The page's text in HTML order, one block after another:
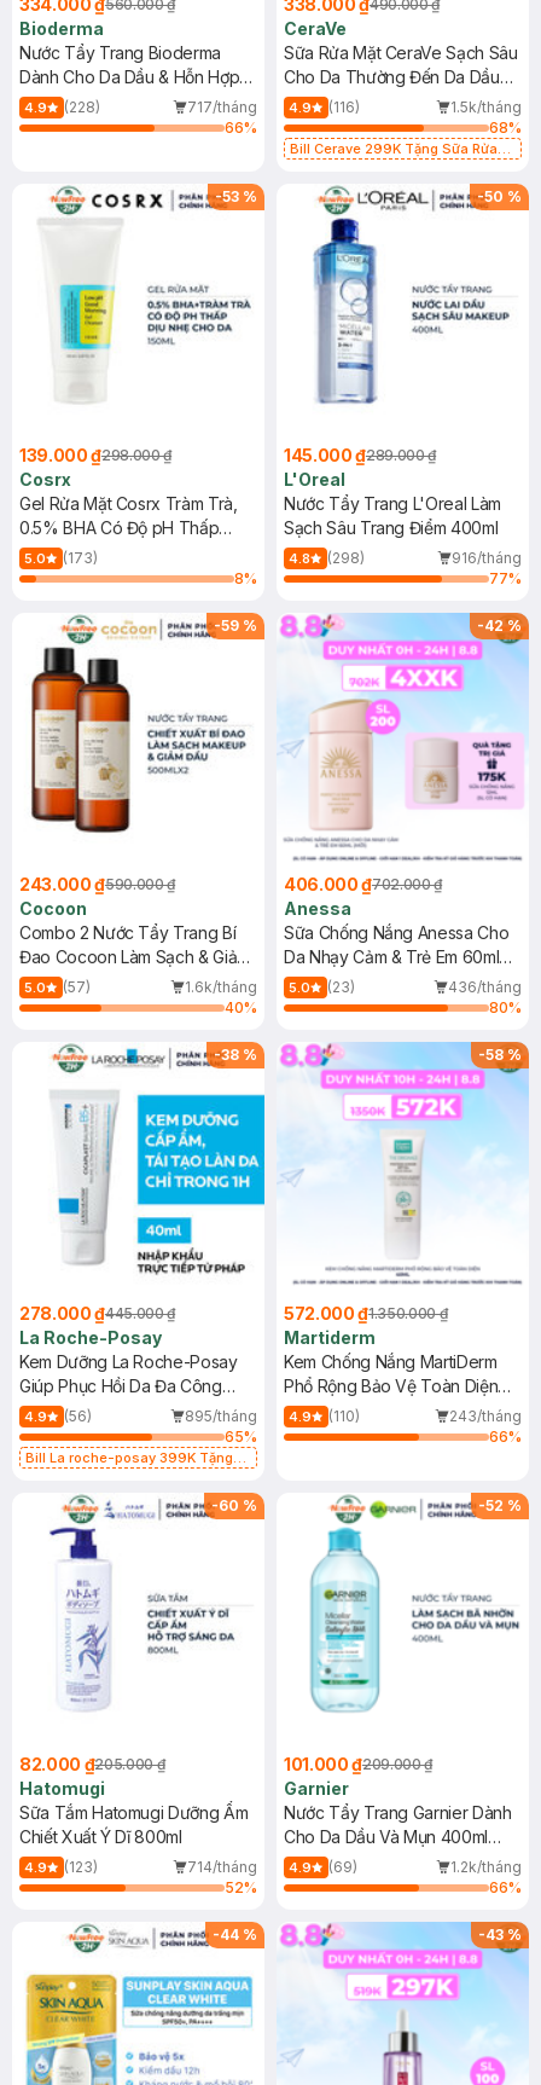
334.000 ₫560.000 ₫
Bioderma
Nước Tẩy Trang Bioderma
Dành Cho Da Dầu & Hỗn Hợp
500ml
4.9 (228)
717/tháng
66%
338.000 ₫490.000 ₫
CeraVe
Sữa Rửa Mặt CeraVe Sạch Sâu
Cho Da Thường Đến Da Dầu
473ml
4.9 (116)
1.5k/tháng
68%
Bill Cerave 299K Tặng Sữa Rửa
-53 %
139.000 ₫298.000 ₫
Cosrx
Gel Rửa Mặt Cosrx Tràm Trà,
0.5% BHA Có Độ pH Thấp
150ml
5.0
(173)
8%
-50 %
145.000 ₫289.000 ₫
L'Oreal
Nước Tẩy Trang L'Oreal Làm
Sạch Sâu Trang Điểm 400ml
4.8 (298)
916/tháng
77%
-59 %
243.000 ₫590.000 ₫
Cocoon
Combo 2 Nước Tẩy Trang Bí
Đao Cocoon Làm Sạch & Giảm
Dầu 500ml
5.0 (57)
1.6k/tháng
40%
-42%
406.000 ₫702.000 ₫
Anessa
Sữa Chống Nắng Anessa Cho
Da Nhạy Cảm & Trẻ Em 60ml
(Mới)
5.0 (23)
436/tháng
80%
-38 %
278.000 ₫445.000 ₫
La Roche-Posay
Kem Dưỡng La Roche-Posay
Giúp Phục Hồi Da Đa Công
Dụng 40ml
4.9 (56)
895/tháng
65%
Bill La roche-posay 399K Tặng
(SL có hạn)
-58%
572.000 ₫1.350.000 ₫
Martiderm
Kem Chống Nắng MartiDerm
Phổ Rộng Bảo Vệ Toàn Diện
40ml
4.9 (110)
243/tháng
66%
-60 %
82.000 ₫205.000 ₫
Hatomugi
Sữa Tắm Hatomugi Dưỡng Ẩm
Chiết Xuất Ý Dĩ 800ml
4.9 (123)
714/tháng
52%
-52 %
101.000 ₫209.000 ₫
Garnier
Nước Tẩy Trang Garnier Dành
Cho Da Dầu Và Mụn 400ml
(Mới)
4.9 (69)
1.2k/tháng
66%
-44 % -43%